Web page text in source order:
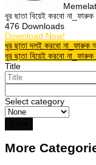
ধুর ছাতা বিয়েই করবো না_ফারুক
476 Downloads
Download Now!
Post
navigation
ধুর ছাতা দলই করবো না_ফারুক
ধুর ছাতা বিয়েই করবো
Title
Select category
More